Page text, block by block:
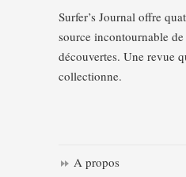
Surfer’s Journal offre
source incontournable
découvertes. Une revue
collectionne.
A propos